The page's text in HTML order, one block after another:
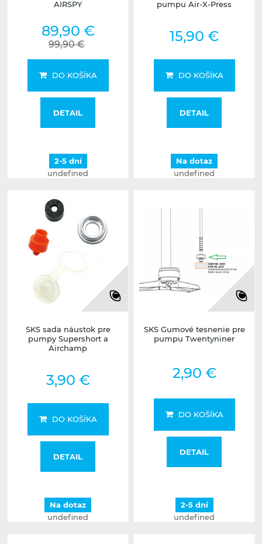
AIRSPY
89,90 €
99,90 €
DO KOŠÍKA
DETAIL
2-5 dní
undefined
pumpu Air-X-Press
15,90 €
DO KOŠÍKA
DETAIL
Na dotaz
undefined
SKS sada náustok pre
pumpy Supershort a
Airchamp
3,90 €
DO KOŠÍKA
DETAIL
Na dotaz
undefined
SKS Gumové tesnenie pre
pumpu Twentyniner
2,90 €
DO KOŠÍKA
DETAIL
2-5 dní
undefined